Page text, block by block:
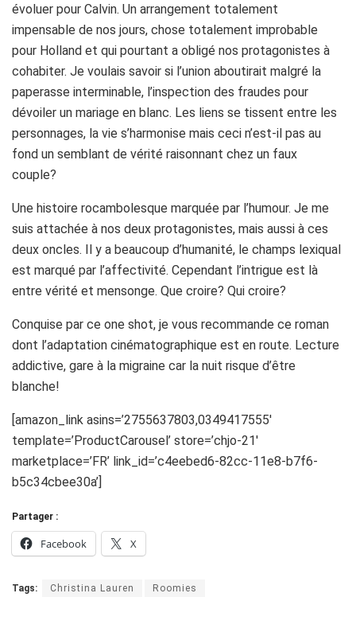
évoluer pour Calvin. Un arrangement totalement
impensable de nos jours, chose totalement improbable
pour Holland et qui pourtant a obligé nos protagonistes à
cohabiter. Je voulais savoir si l’union aboutirait malgré la
paperasse interminable, l’inspection des fraudes pour
dévoiler un mariage en blanc. Les liens se tissent entre les
personnages, la vie s’harmonise mais ceci n’est-il pas au
fond un semblant de vérité raisonnant chez un faux
couple?
Une histoire rocambolesque marquée par l’humour. Je me
suis attachée à nos deux protagonistes, mais aussi à ces
deux oncles. Il y a beaucoup d’humanité, le champs lexiqual
est marqué par l’affectivité. Cependant l’intrigue est là
entre vérité et mensonge. Que croire? Qui croire?
Conquise par ce one shot, je vous recommande ce roman
dont l’adaptation cinématographique est en route. Lecture
addictive, gare à la migraine car la nuit risque d’être
blanche!
[amazon_link asins=’2755637803,0349417555′
template=’ProductCarousel’ store=’chjo-21′
marketplace=’FR’ link_id=’c4eebed6-82cc-11e8-b7f6-
b5c34cbee30a’]
Partager :
Facebook X
Tags: Christina Lauren Roomies